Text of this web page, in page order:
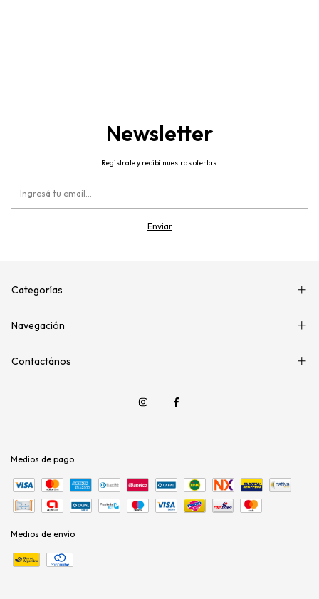
Newsletter
Registrate y recibí nuestras ofertas.
Categorías
Navegación
Contactános
Medios de pago
Medios de envío